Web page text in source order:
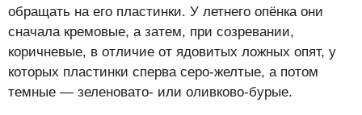
обращать на его пластинки. У летнего опёнка они
сначала кремовые, а затем, при созревании,
коричневые, в отличие от ядовитых ложных опят, у
которых пластинки сперва серо-желтые, а потом
темные — зеленовато- или оливково-бурые.